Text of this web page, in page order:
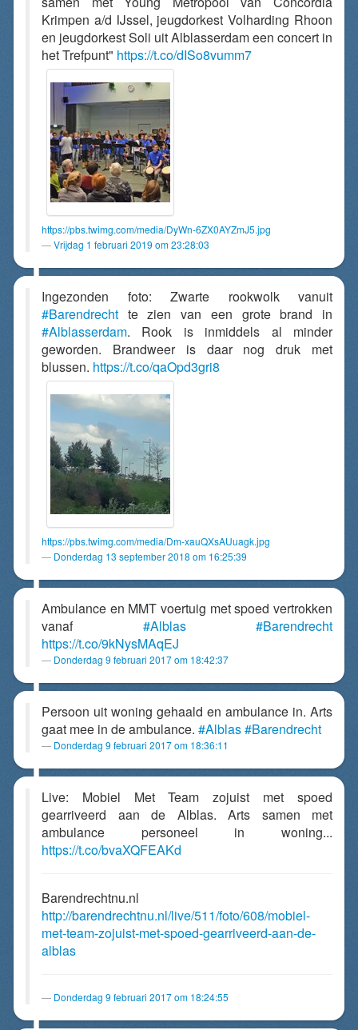
Krimpen a/d IJssel, jeugdorkest Volharding Rhoon
en jeugdorkest Soli uit Alblasserdam een concert in
het Trefpunt" https://t.co/dISo8vumm7
https://pbs.twimg.com/media/DyWn-6ZX0AYZmJ5.jpg
Vrijdag 1 februari 2019 om 23:28:03
Ingezonden foto: Zwarte rookwolk vanuit
#Barendrecht te zien van een grote brand in
#Alblasserdam. Rook is inmiddels al minder
geworden. Brandweer is daar nog druk met
blussen. https://t.co/qaOpd3gri8
https://pbs.twimg.com/media/Dm-xauQXsAUuagk.jpg
Donderdag 13 september 2018 om 16:25:39
Ambulance en MMT voertuig met spoed vertrokken
vanaf #Alblas
#Barendrecht
https://t.co/9kNysMAqEJ
Donderdag 9 februari 2017 om 18:42:37
Persoon uit woning gehaald en ambulance in. Arts
gaat mee in de ambulance. #Alblas#Barendrecht
Donderdag 9 februari 2017 om 18:36:11
Live: Mobiel Met Team zojuist met spoed
gearriveerd aan de Alblas. Arts samen met
ambulance personeel in woning...
https://t.co/bvaXQFEAKd
Barendrechtnu.nl
http://barendrechtnu.nl/live/511/foto/608/mobiel-
met-team-zojuist-met-spoed-gearriveerd-aan-de-
alblas
Donderdag 9 februari 2017 om 18:24:55